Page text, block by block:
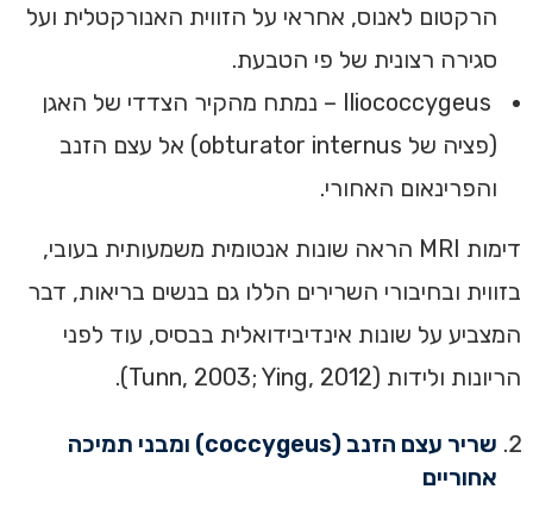
הרקטום לאנוס, אחראי על הזווית האנורקטלית ועל
סגירה רצונית של פי הטבעת.
Iliococcygeus – נמתח מהקיר הצדדי של האגן
(פציה של obturator internus) אל עצם הזנב
והפרינאום האחורי.
דימות MRI הראה שונות אנטומית משמעותית בעובי,
בזווית ובחיבורי השרירים הללו גם בנשים בריאות, דבר
המצביע על שונות אינדיבידואלית בבסיס, עוד לפני
הריונות ולידות (Tunn, 2003; Ying, 2012).
שריר עצם הזנב (coccygeus) ומבני תמיכה
אחוריים